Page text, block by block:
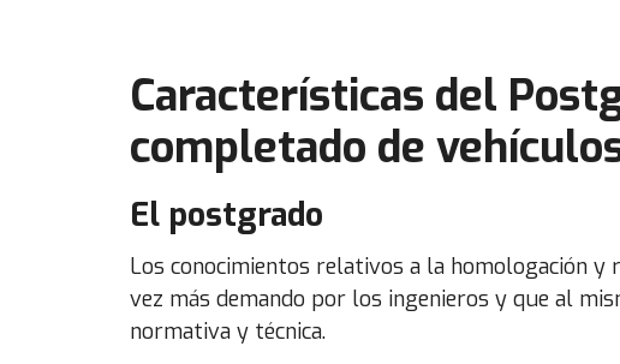
Características del
completado de
El postgrado
Los conocimientos relativos a la homologación y
vez más demando por los ingenieros y que al
normativa y técnica.